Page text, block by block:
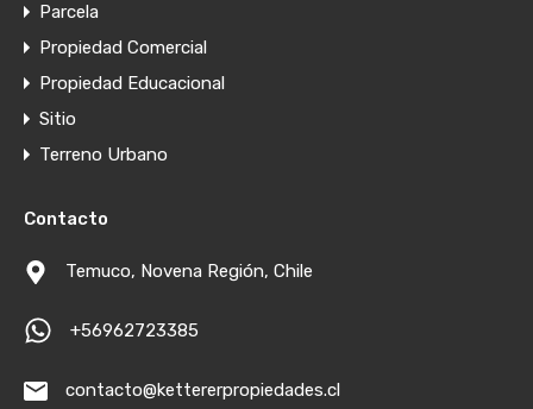
Parcela
Propiedad Comercial
Propiedad Educacional
Sitio
Terreno Urbano
Contacto
Temuco, Novena Región, Chile
+56962723385
contacto@kettererpropiedades.cl